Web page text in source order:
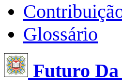
Glossário
Futuro